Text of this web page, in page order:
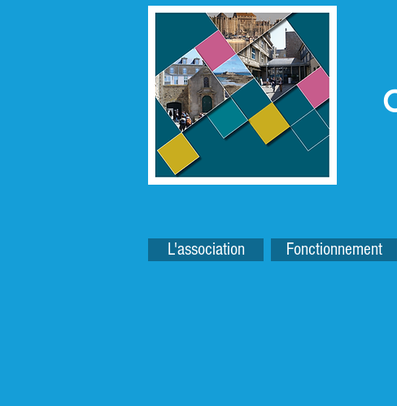
L'association Fonctionnement